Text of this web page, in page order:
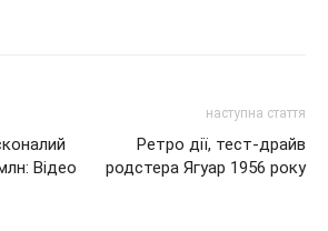
Відео
наступна стаття
Ретро дії, тест-драйв
родстера Ягуар 1956 року